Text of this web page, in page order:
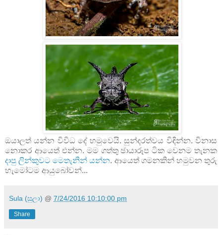
ඔයාලත් යන්න විවිධ දේ හමුවෙයි. සුන්දරත්වය විඳින්න. විනාස
නොකර ආයෙත් එන්න. මම ගත්තු ඡායාරූප ටික වෙනම තැනක
දාපු ලින්කුවට මෙතැනින් යන්න. ආයෙත් ගමනකින් හමුවන තුරු
හැමෝටම ආයුබෝවන්...
Sula (සුලා) @ 7/24/2016 10:10:00 pm
Share